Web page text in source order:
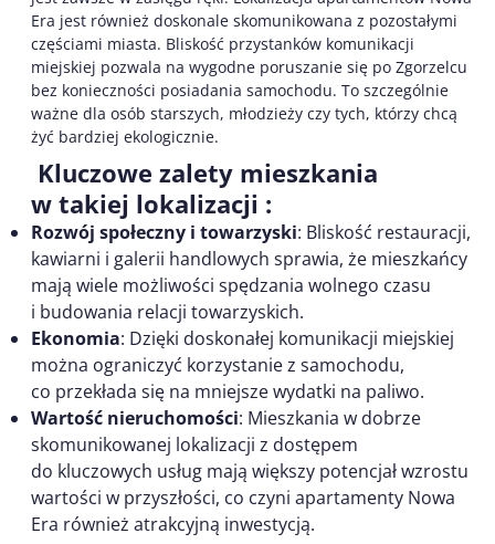
Era jest również doskonale skomunikowana z pozostałymi
częściami miasta. Bliskość przystanków komunikacji
miejskiej pozwala na wygodne poruszanie się po Zgorzelcu
bez konieczności posiadania samochodu. To szczególnie
ważne dla osób starszych, młodzieży czy tych, którzy chcą
żyć bardziej ekologicznie.
Kluczowe zalety mieszkania
w takiej lokalizacji :
Rozwój społeczny i towarzyski: Bliskość restauracji,
kawiarni i galerii handlowych sprawia, że mieszkańcy
mają wiele możliwości spędzania wolnego czasu
i budowania relacji towarzyskich.
Ekonomia: Dzięki doskonałej komunikacji miejskiej
można ograniczyć korzystanie z samochodu,
co przekłada się na mniejsze wydatki na paliwo.
Wartość nieruchomości: Mieszkania w dobrze
skomunikowanej lokalizacji z dostępem
do kluczowych usług mają większy potencjał wzrostu
wartości w przyszłości, co czyni apartamenty Nowa
Era również atrakcyjną inwestycją.